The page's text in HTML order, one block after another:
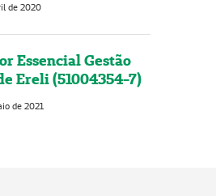
de 2020
Essencial Gestão
Ereli (51004354-7)
de 2021